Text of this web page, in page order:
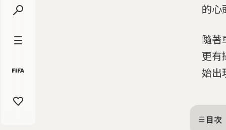
的心
隨著
更有
始出
目次